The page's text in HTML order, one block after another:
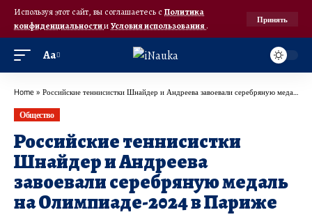
Используя этот сайт, вы соглашаетесь с Политика
конфиденциальностииУсловия использования.
Принять
Аа
Home » Российские теннисистки Шнайдер и Андреева завоевали серебряную медаль на Олимпиаде-2024 в Париже
Общество
Российские теннисистки
Шнайдер и Андреева
завоевали серебряную медаль
на Олимпиаде-2024 в Париже